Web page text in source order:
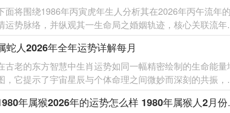
面将围绕1986年丙寅虎年生人分析其在2026年丙午流年
运势脉络，并纵观其一生命局之婚姻轨迹，核心关联流年
对命局之作用、夫妻宫动之...
蛇人2026年全年运势详解每月
古老的东方智慧中生肖运势如同一幅精密绘制的生命能量
，它提示了宇宙星辰与个体命理之间微妙而深刻的共振，
属蛇之人来讲踏入2026丙午...
1980年